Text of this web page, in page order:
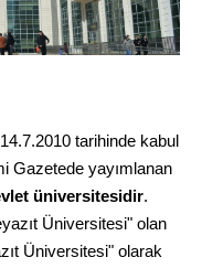
tarihinde kabul
Gazetede yayımlanan
üniversitesidir.
Üniversitesi" olan
Üniversitesi" olarak